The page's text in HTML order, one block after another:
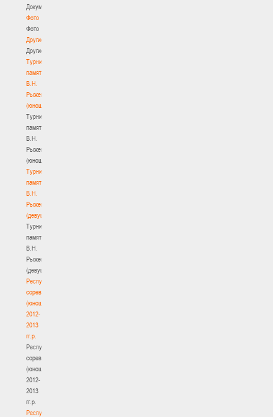
Документы
Фото
Фото
Другие
Другие
Турнир
памяти
В.Н.
Рыженкова
(юноши)
Турнир
памяти
В.Н.
Рыженкова
(юноши)
Турнир
памяти
В.Н.
Рыженкова
(девушки)
Турнир
памяти
В.Н.
Рыженкова
(девушки)
Республиканские
соревнования
(юноши)
2012-
2013
гг.р.
Республиканские
соревнования
(юноши)
2012-
2013
гг.р.
Республиканские